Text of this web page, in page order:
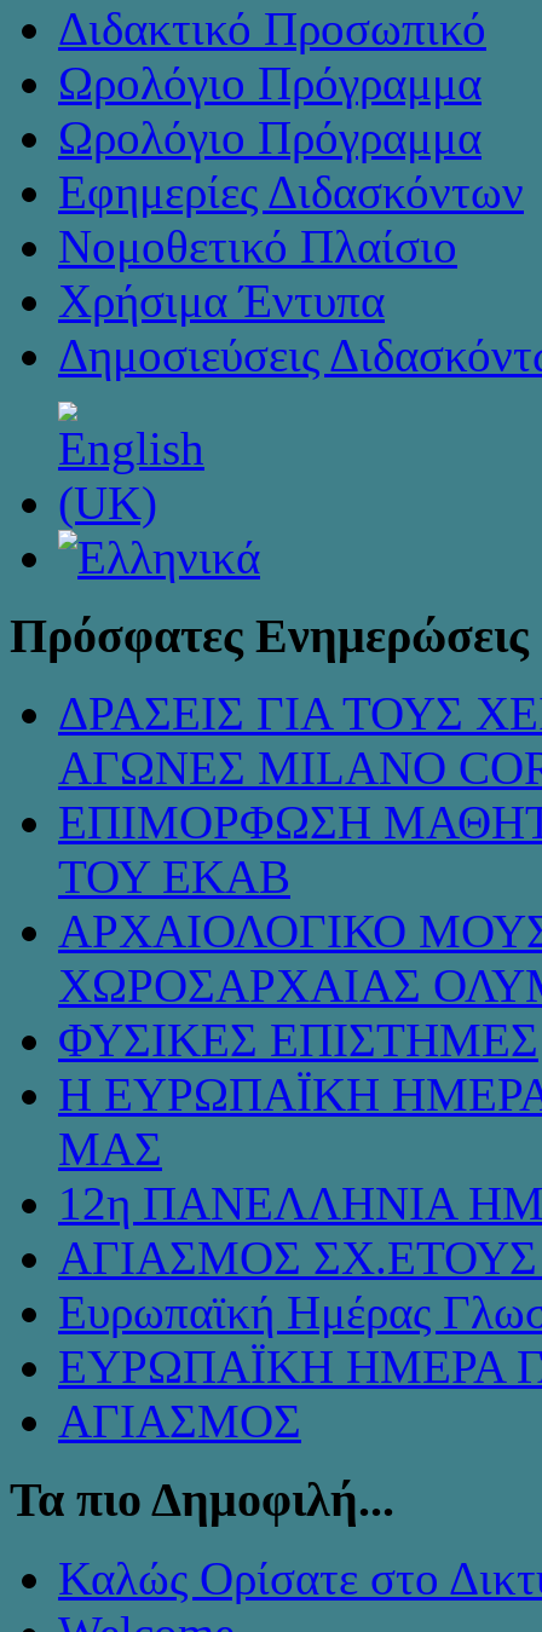
Διδακτικό Προσωπικό
Ωρολόγιο Πρόγραμμα
Ωρολόγιο Πρόγραμμα
Εφημερίες Διδασκόντων
Νομοθετικό Πλαίσιο
Χρήσιμα Έντυπα
Δημοσιεύσεις
Πρόσφατες Ενημερώσεις
ΔΡΑΣΕΙΣ ΓΙΑ ΤΟΥΣ
ΑΓΩΝΕΣ MILANO
ΕΠΙΜΟΡΦΩΣΗ
ΤΟΥ ΕΚΑΒ
ΑΡΧΑΙΟΛΟΓΙΚΟ
ΧΩΡΟΣΑΡΧΑΙΑΣ
ΦΥΣΙΚΕΣ ΕΠΙΣΤΗΜΕΣ
Η ΕΥΡΩΠΑΪΚΗ
ΜΑΣ
12η ΠΑΝΕΛΛΗΝΙΑ
ΑΓΙΑΣΜΟΣ ΣΧ.ΕΤΟΥΣ
Ευρωπαϊκή Ημέρας
ΕΥΡΩΠΑΪΚΗ ΗΜΕΡΑ
ΑΓΙΑΣΜΟΣ
Τα πιο Δημοφιλή...
Καλώς Ορίσατε στο